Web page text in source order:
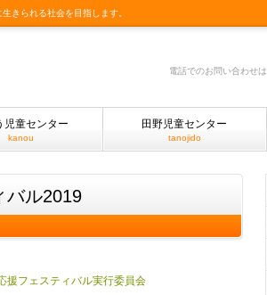
きられる社会を目指します。
電話でのお問い合わせは
児童センター
kanou
田野児童センター
tanojido
バル2019
援フェスティバル実行委員会